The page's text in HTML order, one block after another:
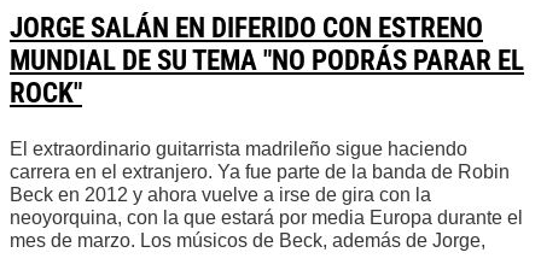
JORGE SALÁN EN DIFERIDO CON ESTRENO
MUNDIAL DE SU TEMA "NO PODRÁS PARAR EL
ROCK"
El extraordinario guitarrista madrileño sigue haciendo
carrera en el extranjero. Ya fue parte de la banda de Robin
Beck en 2012 y ahora vuelve a irse de gira con la
neoyorquina, con la que estará por media Europa durante el
mes de marzo. Los músicos de Beck, además de Jorge,